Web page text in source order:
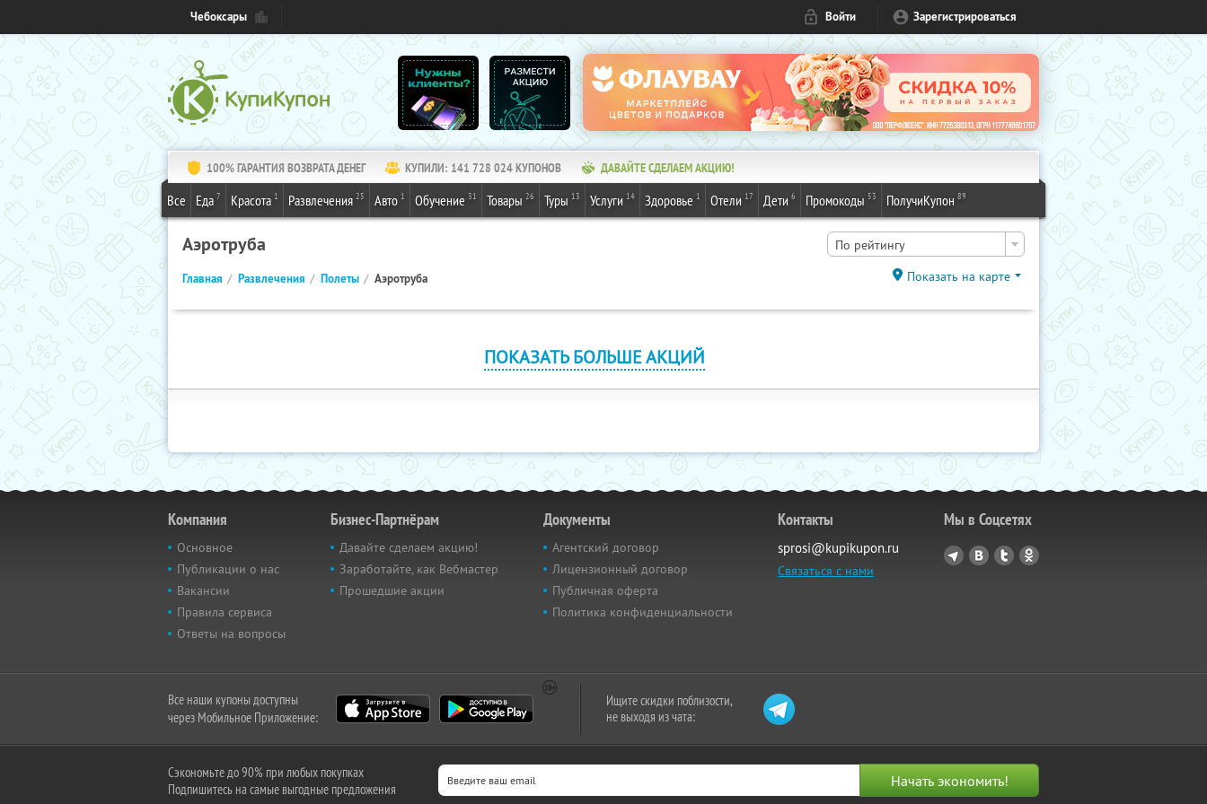
Чебоксары Войти Зарегистрироваться
100% ГАРАНТИЯ ВОЗВРАТА ДЕНЕГ КУПИЛИ: 141 728 024КУПОНОВ ДАВАЙТЕ СДЕЛАЕМ АКЦИЮ!
Все Еда 7 Красота 1 Развлечения 25 Авто 1 Обучение 31 Товары 26 Туры 13 Услуги 14 Здоровье 1 Отели 17 Дети 6 Промокоды 53 ПолучиКупон 89
Аэротруба По рейтингу
Главная Развлечения Полеты Аэротруба Показать на карте
ПОКАЗАТЬ БОЛЬШЕ АКЦИЙ
Компания
Основное
Публикации о нас
Вакансии
Правила сервиса
Ответы на вопросы
Бизнес-Партнёрам
Давайте сделаем акцию!
Заработайте, как Вебмастер
Прошедшие акции
Документы
Агентский договор
Лицензионный договор
Публичная оферта
Политика конфиденциальности
Контакты
sprosi@kupikupon.ru
Связаться с нами
Мы в Соцсетях
Все наши купоны доступны
через Мобильное Приложение:
Ищите скидки поблизости,
не выходя из чата:
Сэкономьте до 90% при любых покупках
Подпишитесь на самые выгодные предложения